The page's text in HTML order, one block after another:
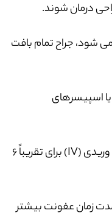
درمان شوند.
شود، جراح تمام بافت
اسپیسرهای
پس از عمل، آنتی بیوتیک های داخل وریدی (IV) برای تقریباً 6
زمان عفونت بیشتر